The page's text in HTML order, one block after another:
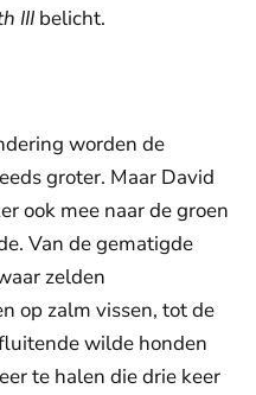
III belicht.
worden de
groter. Maar David
ook mee naar de groen
Van de gematigde
zelden
op zalm vissen, tot de
wilde honden
te halen die drie keer